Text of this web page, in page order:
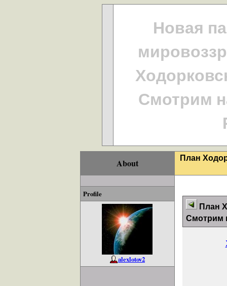
Новая
Смотрим
About План
Profile
alexlotov2
План
Смотрим